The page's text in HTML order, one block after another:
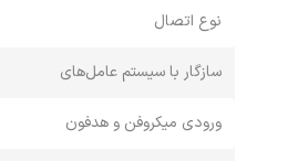
نوع اتصال
سازگار با سیستم عامل‌های
ورودی میکروفن و هدفون